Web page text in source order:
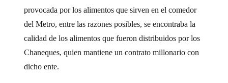
provocada por los alimentos que sirven en el comedor
del Metro, entre las razones posibles, se encontraba la
calidad de los alimentos que fueron distribuidos por los
Chaneques, quien mantiene un contrato millonario con
dicho ente.